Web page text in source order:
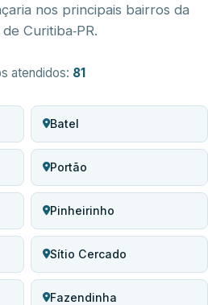
nos principais bairros da
Curitiba‑PR.
atendidos: 81
Batel
Portão
Pinheirinho
Sítio Cercado
Fazendinha